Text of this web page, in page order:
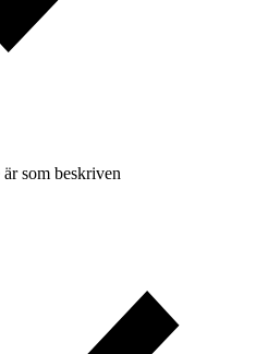
som beskriven